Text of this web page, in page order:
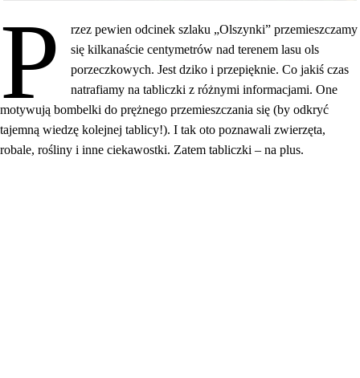
P
rzez pewien odcinek szlaku „Olszynki” przemieszczamy
się kilkanaście centymetrów nad terenem lasu ols
porzeczkowych. Jest dziko i przepięknie. Co jakiś czas
natrafiamy na tabliczki z różnymi informacjami. One
motywują bombelki do prężnego przemieszczania się (by odkryć
tajemną wiedzę kolejnej tablicy!). I tak oto poznawali zwierzęta,
robale, rośliny i inne ciekawostki. Zatem tabliczki – na plus.